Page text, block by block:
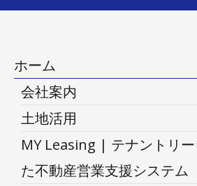
ホーム
会社案内
土地活用
MY Leasing | テナントリ
た不動産営業支援システム